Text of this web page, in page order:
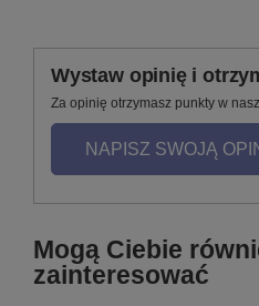
Wystaw opinię i
Za opinię otrzymasz punkty w
NAPISZ SWOJĄ
Mogą Ciebie
zainteresować